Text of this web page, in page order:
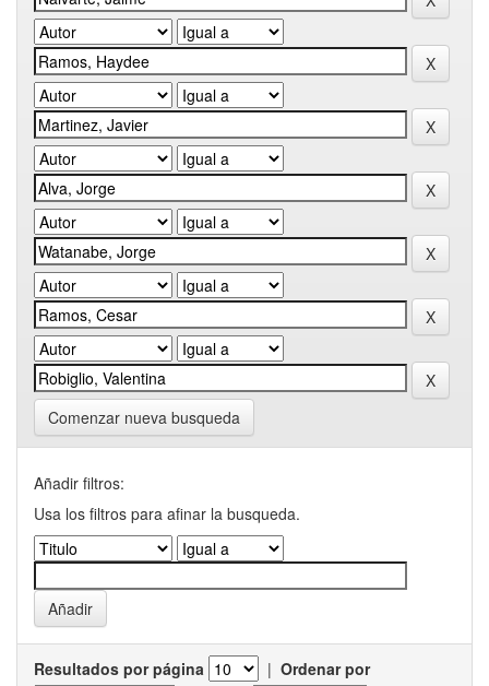
Comenzar nueva busqueda
Añadir filtros:
Usa los filtros para afinar la busqueda.
Resultados por página | Ordenar por